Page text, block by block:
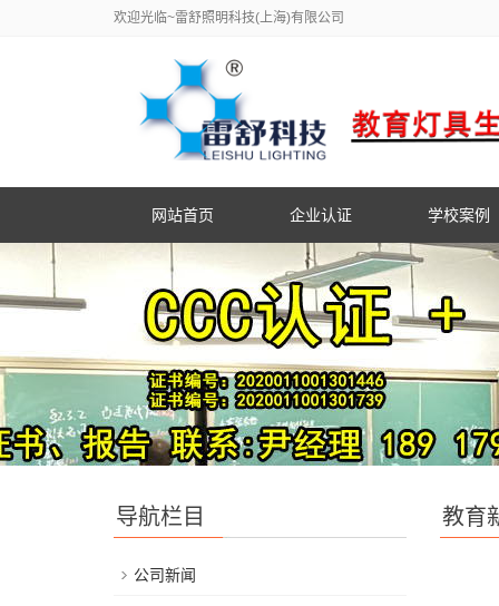
欢迎光临~雷舒照明科技(上海)有限公司
网站首页 企业认证 学校案例
教育
导航栏目
公司新闻